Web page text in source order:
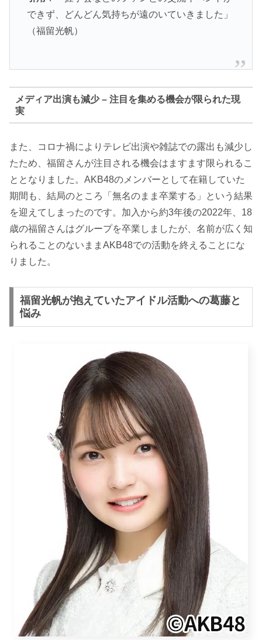
できず、どんどん気持ちが遠のいていきました」
（福留光帆）
メディア出演も減少 – 注目を集める機会が限られた現
実
また、コロナ禍によりテレビ出演や雑誌での露出も減少し
たため、福留さんが注目される機会はますます限られるこ
ととなりました。AKB48のメンバーとして在籍していた
期間も、結局のところ「無名のまま卒業する」という結果
を迎えてしまったのです。加入から約3年後の2022年、18
歳の福留さんはグループを卒業しましたが、名前が広く知
られることのないままAKB48での活動を終えることにな
りました。
福留光帆が抱えていたアイドル活動への葛藤と
悩み